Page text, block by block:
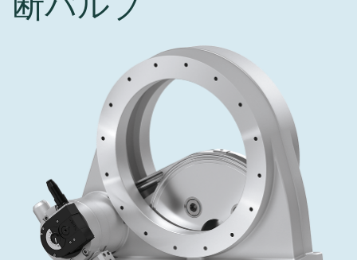
9月 17, 2026 イベント情報
Semicon India 2026で精密技術を追求
し、進歩を支えます。
真空ゲートバルブ
真空アングルバルブ、インラインバルブ、シリンダーバル
真空バタフライバルブ
真空振り子式バルブ
圧力リリーフ／ベントバルブ
ガス封入弁
3ポジションバルブ
真空モジュール
サブファブシステム
薄膜封止(CVD)
OLEDのインクジェット印刷
サブファブシステム
科学機器と医学
バッテリー製造
医薬品の凍結乾燥
あなたのアプリケーション
標準修理サービス
VATサービスセンター
Shares and debt
Analyst coverage
Contact for investors
News services
サプライチェーンマネジメント
Glossary
連絡先